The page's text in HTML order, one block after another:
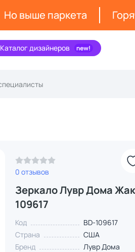
Но выше паркета
Каталог дизайнеров
0 отзывов
Зеркало Лувр Дома
109617
Код
BD-109617
Страна
США
Бренд
Лувр Дома